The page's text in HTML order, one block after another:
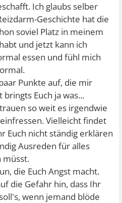
Ich glaubs selber
Geschichte hat die
soviel Platz in meinem
und jetzt kann ich
essen und fühl mich
Punkte auf, die mir
Euch ja was...
so weit es irgendwie
Vielleicht findet
Euch nicht ständig erklären
Ausreden für alles
müsst.
die Euch Angst macht.
die Gefahr hin, dass Ihr
wenn jemand blöde